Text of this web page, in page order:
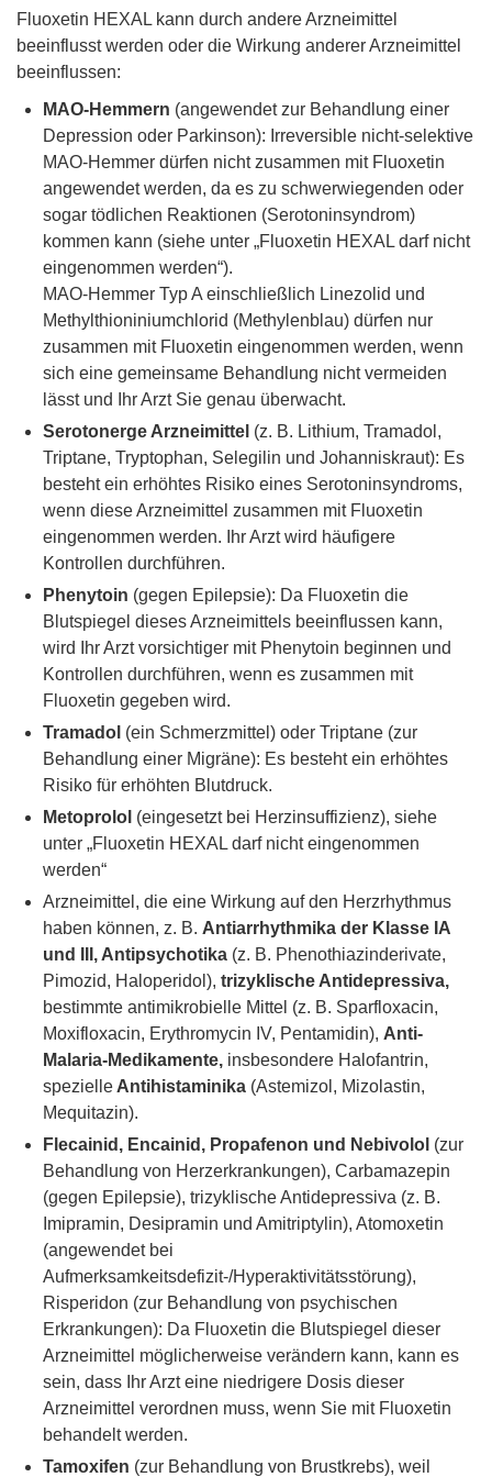
Fluoxetin HEXAL kann durch andere Arzneimittel
beeinflusst werden oder die Wirkung anderer Arzneimittel
beeinflussen:
MAO-Hemmern (angewendet zur Behandlung einer
Depression oder Parkinson): Irreversible nicht-selektive
MAO-Hemmer dürfen nicht zusammen mit Fluoxetin
angewendet werden, da es zu schwerwiegenden oder
sogar tödlichen Reaktionen (Serotoninsyndrom)
kommen kann (siehe unter „Fluoxetin HEXAL darf nicht
eingenommen werden“).
MAO-Hemmer Typ A einschließlich Linezolid und
Methylthioniniumchlorid (Methylenblau) dürfen nur
zusammen mit Fluoxetin eingenommen werden, wenn
sich eine gemeinsame Behandlung nicht vermeiden
lässt und Ihr Arzt Sie genau überwacht.
Serotonerge Arzneimittel (z. B. Lithium, Tramadol,
Triptane, Tryptophan, Selegilin und Johanniskraut): Es
besteht ein erhöhtes Risiko eines Serotoninsyndroms,
wenn diese Arzneimittel zusammen mit Fluoxetin
eingenommen werden. Ihr Arzt wird häufigere
Kontrollen durchführen.
Phenytoin (gegen Epilepsie): Da Fluoxetin die
Blutspiegel dieses Arzneimittels beeinflussen kann,
wird Ihr Arzt vorsichtiger mit Phenytoin beginnen und
Kontrollen durchführen, wenn es zusammen mit
Fluoxetin gegeben wird.
Tramadol (ein Schmerzmittel) oder Triptane (zur
Behandlung einer Migräne): Es besteht ein erhöhtes
Risiko für erhöhten Blutdruck.
Metoprolol (eingesetzt bei Herzinsuffizienz), siehe
unter „Fluoxetin HEXAL darf nicht eingenommen
werden“
Arzneimittel, die eine Wirkung auf den Herzrhythmus
haben können, z. B. Antiarrhythmika der Klasse IA
und III, Antipsychotika (z. B. Phenothiazinderivate,
Pimozid, Haloperidol), trizyklische Antidepressiva,
bestimmte antimikrobielle Mittel (z. B. Sparfloxacin,
Moxifloxacin, Erythromycin IV, Pentamidin), Anti-
Malaria-Medikamente, insbesondere Halofantrin,
spezielle Antihistaminika (Astemizol, Mizolastin,
Mequitazin).
Flecainid, Encainid, Propafenon und Nebivolol (zur
Behandlung von Herzerkrankungen), Carbamazepin
(gegen Epilepsie), trizyklische Antidepressiva (z. B.
Imipramin, Desipramin und Amitriptylin), Atomoxetin
(angewendet bei
Aufmerksamkeitsdefizit-/Hyperaktivitätsstörung),
Risperidon (zur Behandlung von psychischen
Erkrankungen): Da Fluoxetin die Blutspiegel dieser
Arzneimittel möglicherweise verändern kann, kann es
sein, dass Ihr Arzt eine niedrigere Dosis dieser
Arzneimittel verordnen muss, wenn Sie mit Fluoxetin
behandelt werden.
Tamoxifen (zur Behandlung von Brustkrebs), weil